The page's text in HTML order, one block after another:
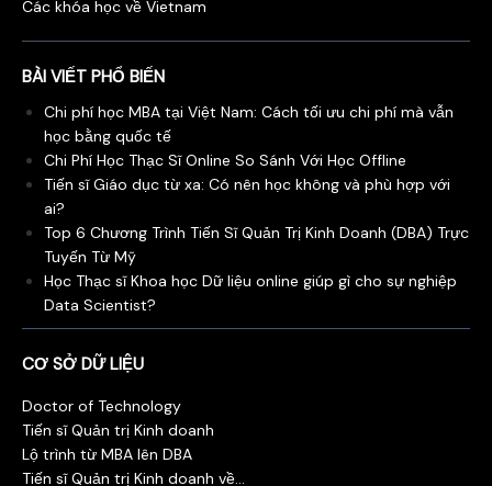
Các khóa học về Vietnam
BÀI VIẾT PHỔ BIẾN
Chi phí học MBA tại Việt Nam: Cách tối ưu chi phí mà vẫn
học bằng quốc tế
Chi Phí Học Thạc Sĩ Online So Sánh Với Học Offline
Tiến sĩ Giáo dục từ xa: Có nên học không và phù hợp với
ai?
Top 6 Chương Trình Tiến Sĩ Quản Trị Kinh Doanh (DBA) Trực
Tuyến Từ Mỹ
Học Thạc sĩ Khoa học Dữ liệu online giúp gì cho sự nghiệp
Data Scientist?
CƠ SỞ DỮ LIỆU
Doctor of Technology
Tiến sĩ Quản trị Kinh doanh
Lộ trình từ MBA lên DBA
Tiến sĩ Quản trị Kinh doanh về...